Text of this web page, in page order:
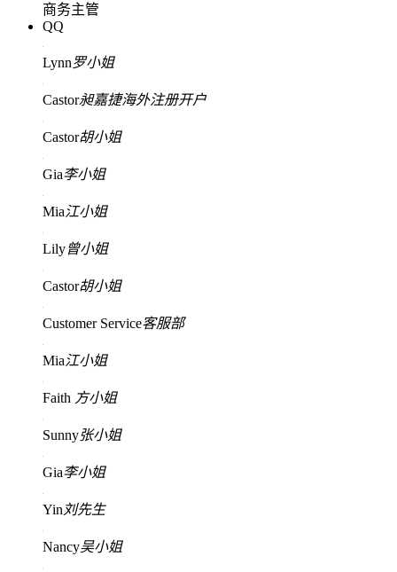
商务主管
QQ
Lynn罗小姐
Castor昶嘉捷海外注册开户
Castor胡小姐
Gia李小姐
Mia江小姐
Lily曾小姐
Castor胡小姐
Customer Service客服部
Mia江小姐
Faith 方小姐
Sunny张小姐
Gia李小姐
Yin 刘先生
Nancy吴小姐